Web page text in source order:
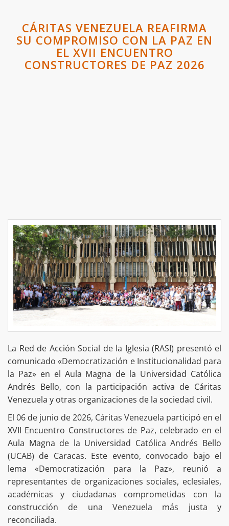
CÁRITAS VENEZUELA REAFIRMA
SU COMPROMISO CON LA PAZ EN
EL XVII ENCUENTRO
CONSTRUCTORES DE PAZ 2026
La Red de Acción Social de la Iglesia (RASI) presentó el
comunicado «Democratización e Institucionalidad para
la Paz» en el Aula Magna de la Universidad Católica
Andrés Bello, con la participación activa de Cáritas
Venezuela y otras organizaciones de la sociedad civil.
El 06 de junio de 2026, Cáritas Venezuela participó en el
XVII Encuentro Constructores de Paz, celebrado en el
Aula Magna de la Universidad Católica Andrés Bello
(UCAB) de Caracas. Este evento, convocado bajo el
lema «Democratización para la Paz», reunió a
representantes de organizaciones sociales, eclesiales,
académicas y ciudadanas comprometidas con la
construcción de una Venezuela más justa y
reconciliada.